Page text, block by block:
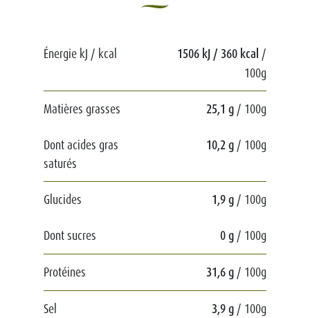
Énergie kJ / kcal 1506 kJ / 360 kcal /
100g
Matières grasses 25,1 g / 100g
Dont acides gras
saturés
10,2 g / 100g
Glucides 1,9 g / 100g
Dont sucres 0 g / 100g
Protéines 31,6 g / 100g
Sel 3,9 g / 100g